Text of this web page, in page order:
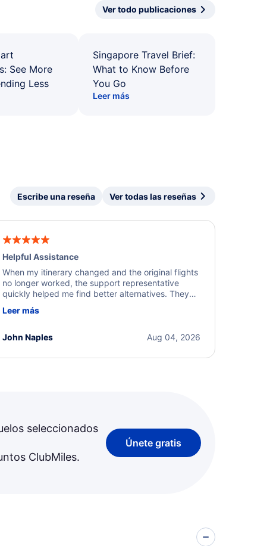
Ver todo publicaciones
See More
Less
Singapore Travel Brief:
What to Know Before
You Go
Leer más
Escribe una reseña Ver todas las reseñas
Helpful Assistance
When my itinerary changed and the original flights
no longer worked, the support representative
quickly helped me find better alternatives. They
beyond to resolve the issue. I'm grateful for the
Leer más
Aug 04, 2026
John Naples
seleccionados
ClubMiles.
Únete gratis